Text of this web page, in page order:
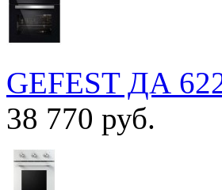
GEFEST ДА
38 770 руб.